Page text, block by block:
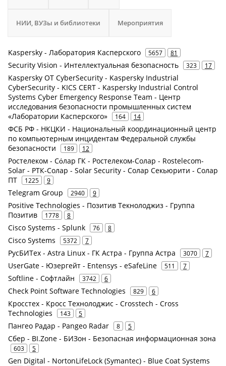
НИИ, ВУЗы и библиотеки Мероприятия
Kaspersky - Лаборатория Касперского 5657 81
Security Vision - Интеллектуальная безопасность 323 17
Kaspersky OT CyberSecurity - Kaspersky Industrial
CyberSecurity - KICS CERT - Kaspersky Industrial Control
Systems Cyber Emergency Response Team - Центр
исследования безопасности промышленных систем
«Лаборатории Касперского»
164 14
ФСБ РФ - НКЦКИ - Национальный координационный центр
по компьютерным инцидентам Федеральной службы
безопасности
189 12
Ростелеком - Сόлар ГК - Ростелеком-Солар - Rostelecom-
Solar - РТК-Солар - Solar Security - Солар Секьюрити - Солар
ПТ
1225 9
Telegram Group 2940 9
Positive Technologies - Позитив Текнолоджиз - Группа
Позитив
1778 8
Cisco Systems - Splunk 76 8
Cisco Systems 5372 7
РусБИТех - Astra Linux - ГК Астра - Группа Астра 3070 7
UserGate - Юзергейт - Entensys - eSafeLine 511 7
Softline - Софтлайн 3742 6
Check Point Software Technologies 829 6
Кросстех - Кросс Технолоджис - Crosstech - Cross
Technologies
143 5
Пангео Радар - Pangeo Radar 8 5
Сбер - BI.Zone - БИЗон - Безопасная информационная зона
603 5
Gen Digital - NortonLifeLock (Symantec) - Blue Coat Systems